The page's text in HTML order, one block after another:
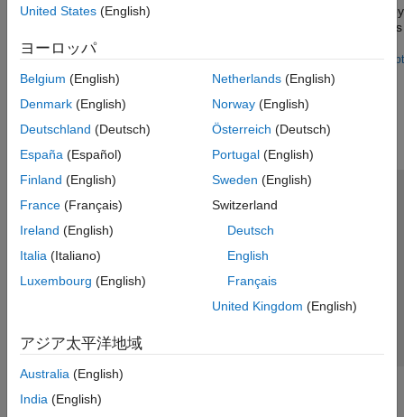
Explain the behavior of a trained reinforcement learning agent by
not available.
Open Live Script
How useful was this information?
United States (English)
ヨーロッパ
Belgium (English)
Denmark (English)
Deutschland (Deutsch)
España (Español)
Finland (English)
France (Français)
Ireland (English)
Italia (Italiano)
Luxembourg (English)
Netherlands(English)
Norway(English)
Österreich (Deutsch)
Portugal(English)
Sweden (English)
Switzerland
Deutsch
English
Français
United Kingdom (English)
アジア太平洋地域
Australia (English)
India (English)
トラストセンター
プライバシー ポリシー
違法コピー防止
アプリケーション ステータス
© 1994-2026 The MathWorks, Inc.
Web サイ
日本